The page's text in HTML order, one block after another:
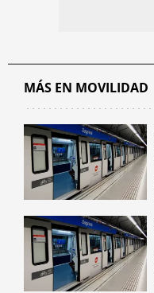
MÁS EN MOVILIDAD